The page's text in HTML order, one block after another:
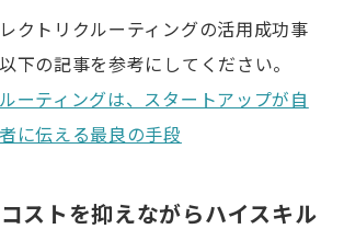
クトリクルーティングの活用成功事
下の記事を参考にしてください。
ーティングは、スタートアップが自
に伝える最良の手段
ストを抑えながらハイスキル